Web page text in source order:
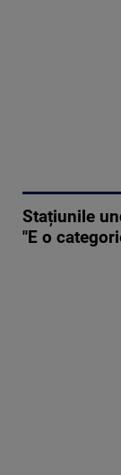
Stațiunile
"E o